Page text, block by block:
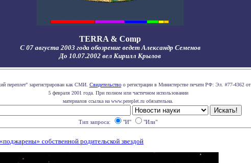
TERRA & Comp
С 07 августа 2003 года обозрение ведет Александр Семенов
До 10.07.2002 вел Кирилл Крылов
переплет" зарегистрирован как СМИ. Свидетельствоо регистрации в Министерстве печати РФ: Эл. #77-4362 от
5 февраля 2001 года. При полном или частичном использовании
материалов ссылка на www.pereplet.ru обязательна.
Тип запроса: "И" "Или"
собственной родительской звездой